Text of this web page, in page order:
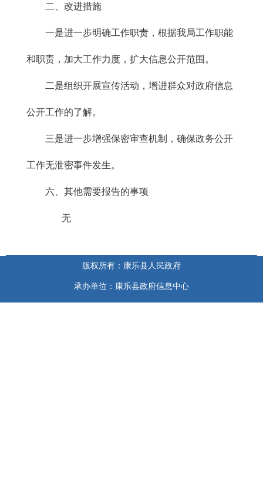
二、改进措施
一是进一步明确工作职责，根据我局工作职能
和职责，加大工作力度，扩大信息公开范围。
二是组织开展宣传活动，增进群众对政府信息
公开工作的了解。
三是进一步增强保密审查机制，确保政务公开
工作无泄密事件发生。
六、其他需要报告的事项
无
版权所有：康乐县人民政府
承办单位：康乐县政府信息中心